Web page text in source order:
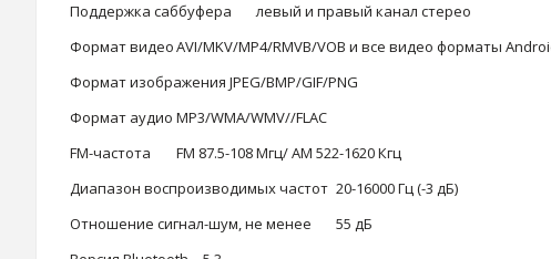
Поддержка саббуфера
левый и правый канал стерео
Формат видеоAVI/MKV/MP4/RMVB/VOB и все видео форматы
Формат изображения JPEG/BMP/GIF/PNG
Формат аудио MP3/WMA/WMV//FLAC
FM-частота
FM 87.5-108 Мгц/ AM 522-1620 Кгц
Диапазон воспроизводимых частот 20-16000 Гц (-3 дБ)
Отношение сигнал-шум, не менее
55 дБ